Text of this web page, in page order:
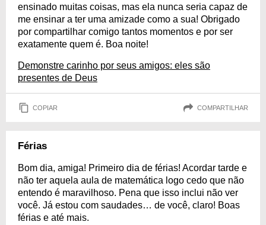
ensinado muitas coisas, mas ela nunca seria capaz de
me ensinar a ter uma amizade como a sua! Obrigado
por compartilhar comigo tantos momentos e por ser
exatamente quem é. Boa noite!
Demonstre carinho por seus amigos: eles são
presentes de Deus
COPIAR COMPARTILHAR
Férias
Bom dia, amiga! Primeiro dia de férias! Acordar tarde e
não ter aquela aula de matemática logo cedo que não
entendo é maravilhoso. Pena que isso inclui não ver
você. Já estou com saudades… de você, claro! Boas
férias e até mais.